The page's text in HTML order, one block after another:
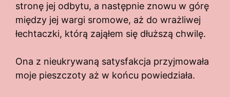
stronę jej odbytu, a następnie znowu w górę
między jej wargi sromowe, aż do wrażliwej
łechtaczki, którą zająłem się dłuższą chwilę.
Ona z nieukrywaną satysfakcja przyjmowała
moje pieszczoty aż w końcu powiedziała.